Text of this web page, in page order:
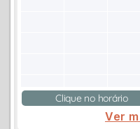
Clique no horário
Ver